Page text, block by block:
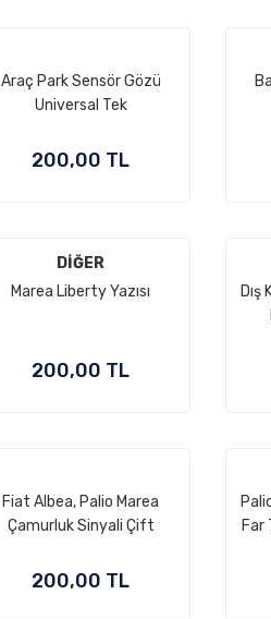
Araç Park Sensör Gözü
Universal Tek
200,00 TL
DİĞER
Marea Liberty Yazısı
200,00 TL
Dış
Fiat Albea, Palio Marea
Çamurluk Sinyali Çift
200,00 TL
Far